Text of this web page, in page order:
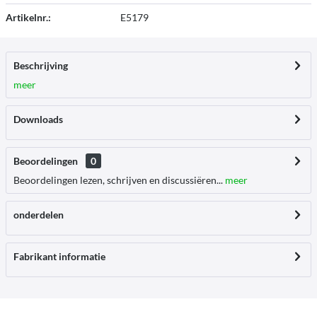
Artikelnr.: E5179
Beschrijving
meer
Downloads
Beoordelingen
0
Beoordelingen lezen, schrijven en discussiëren... meer
onderdelen
Fabrikant informatie